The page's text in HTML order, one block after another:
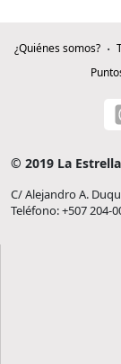
¿Quiénes somos?
© 2019 La
C/ Alejandro A.
Teléfono: +507 204-